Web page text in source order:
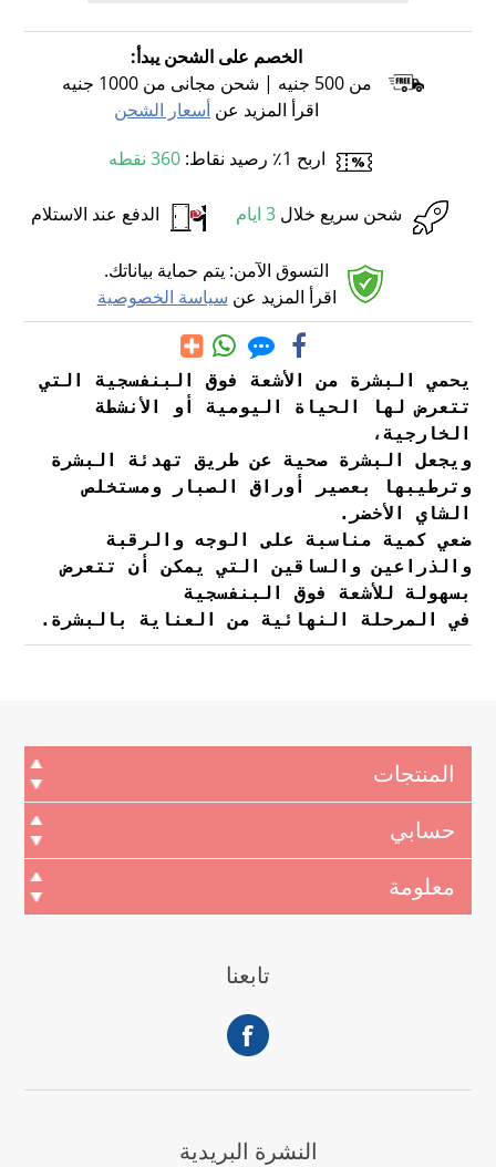
الخصم على الشحن يبدأ:
من 500 جنيه | شحن مجانى من 1000 جنيه
اقرأ المزيد عن أسعار الشحن
اربح 1٪ رصيد نقاط:
360 نقطه
شحن سريع خلال3 ايام الدفع عند الاستلام
التسوق الآمن: يتم حماية بياناتك.
اقرأ المزيد عن سياسة الخصوصية
يحمي البشرة من الأشعة فوق البنفسجية التي
تتعرض لها الحياة اليومية أو الأنشطة
الخارجية،
ويجعل البشرة صحية عن طريق تهدئة البشرة
وترطيبها بعصير أوراق الصبار ومستخلص
الشاي الأخضر.
ضعي كمية مناسبة على الوجه والرقبة
والذراعين والساقين التي يمكن أن تتعرض
بسهولة للأشعة فوق البنفسجية
في المرحلة النهائية من العناية بالبشرة.
المنتجات
حسابي
معلومة
تابعنا
النشرة البريدية